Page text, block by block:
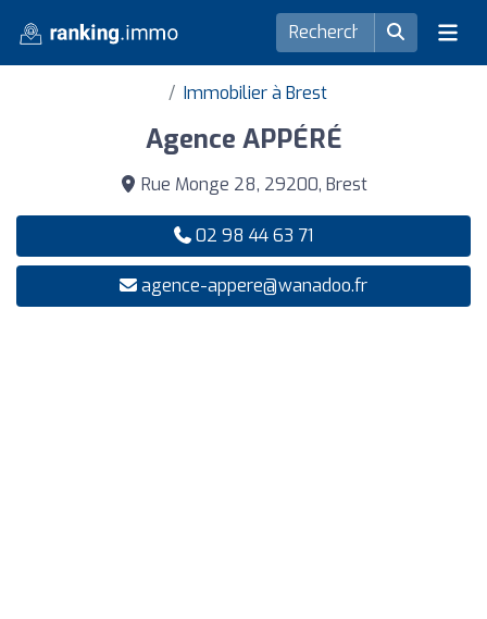
Immobilier à Brest
Agence APPÉRÉ
Rue Monge 28, 29200, Brest
02 98 44 63 71
agence-appere@wanadoo.fr